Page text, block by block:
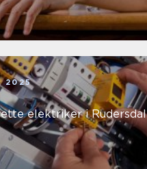
2025
elektriker i Rudersdal